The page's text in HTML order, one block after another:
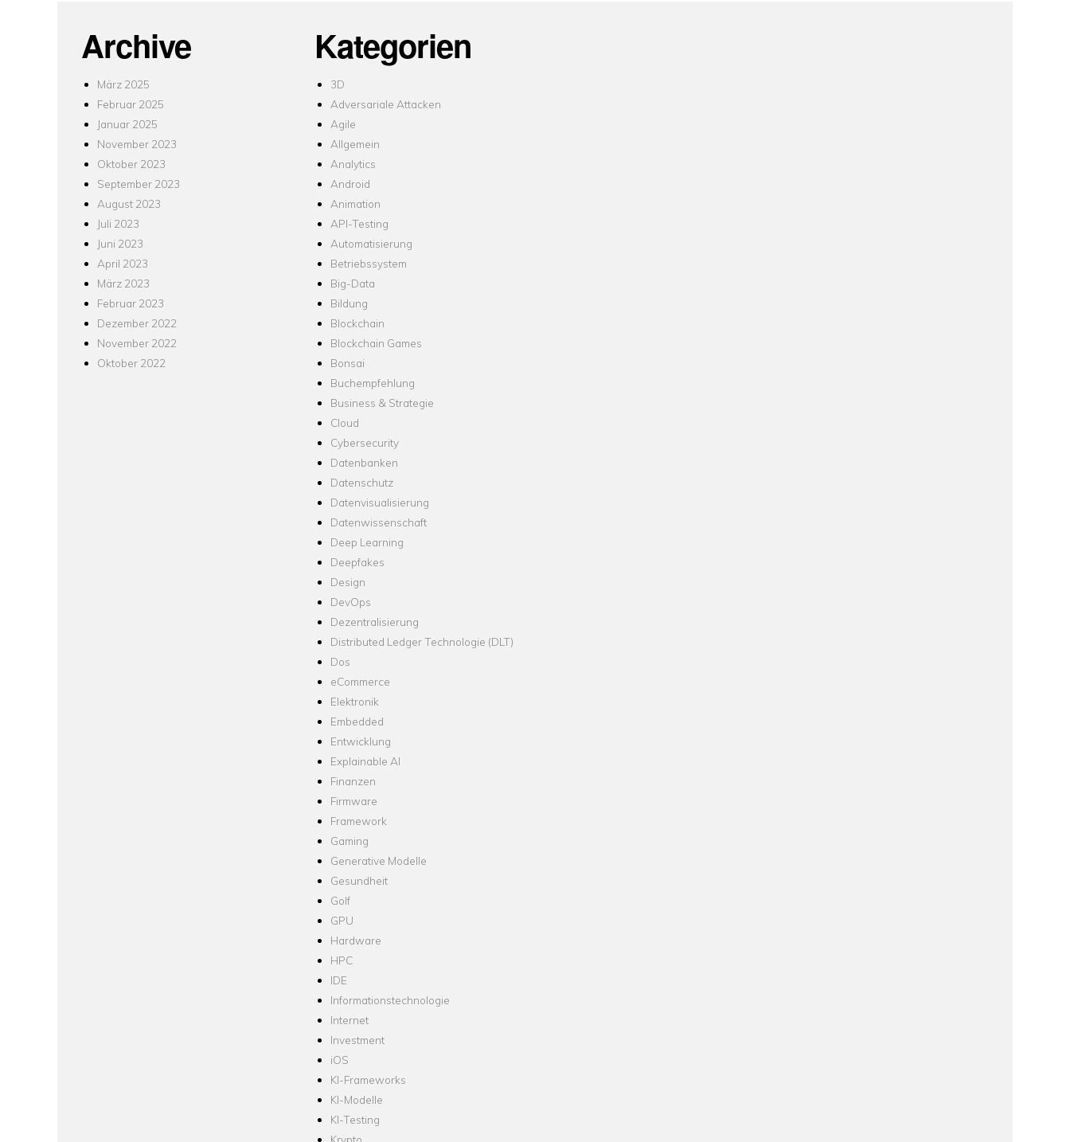
Archive
März 2025
Februar 2025
Januar 2025
November 2023
Oktober 2023
September 2023
August 2023
Juli 2023
Juni 2023
April 2023
März 2023
Februar 2023
Dezember 2022
November 2022
Oktober 2022
Kategorien
3D
Adversariale Attacken
Agile
Allgemein
Analytics
Android
Animation
API-Testing
Automatisierung
Betriebssystem
Big-Data
Bildung
Blockchain
Blockchain Games
Bonsai
Buchempfehlung
Business & Strategie
Cloud
Cybersecurity
Datenbanken
Datenschutz
Datenvisualisierung
Datenwissenschaft
Deep Learning
Deepfakes
Design
DevOps
Dezentralisierung
Distributed Ledger Technologie (DLT)
Dos
eCommerce
Elektronik
Embedded
Entwicklung
Explainable AI
Finanzen
Firmware
Framework
Gaming
Generative Modelle
Gesundheit
Golf
GPU
Hardware
HPC
IDE
Informationstechnologie
Internet
Investment
iOS
KI-Frameworks
KI-Modelle
KI-Testing